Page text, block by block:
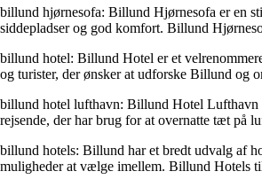
billund hjørnesofa: Billund Hjørnesofa er en
siddepladser og god komfort. Billund
billund hotel: Billund Hotel er et
og turister, der ønsker at udforske Billund og
billund hotel lufthavn: Billund Hotel Lufthavn
rejsende, der har brug for at overnatte tæt på
billund hotels: Billund har et bredt udvalg af
muligheder at vælge imellem. Billund Hotels